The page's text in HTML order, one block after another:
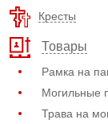
Кресты
Товары
Рамка на
Могильные
Трава на